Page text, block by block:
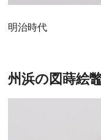
明治時代
州浜の図蒔絵